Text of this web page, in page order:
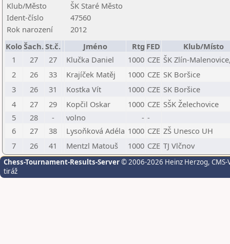
Klub/Město
ŠK Staré Město
Ident-číslo
47560
Rok narození
2012
KoloŠach.St.č. Jméno Rtg FED
Klub/Místo
1
27 27 Klučka Daniel 1000 CZE ŠK Zlín-
2
26 33 Krajíček Matěj 1000 CZE SK Boršice
3
26 31 Kostka Vít 1000 CZE SK Boršice
4
27 29 Kopčil Oskar 1000 CZE SŠK Želechovice
5
28 - volno - -
6
27 38 Lysoňková Adéla 1000 CZE ZŠ Unesco UH
7
26 41 Mentzl Matouš 1000 CZE TJ Vlčnov
Chess-Tournament-Results-Server© 2006-2026 Heinz Herzog,
tiráž